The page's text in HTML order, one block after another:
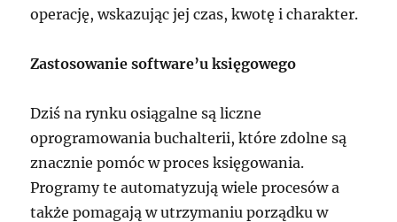
operację, wskazując jej czas, kwotę i charakter.
Zastosowanie software’u księgowego
Dziś na rynku osiągalne są liczne
oprogramowania buchalterii, które zdolne są
znacznie pomóc w proces księgowania.
Programy te automatyzują wiele procesów a
także pomagają w utrzymaniu porządku w